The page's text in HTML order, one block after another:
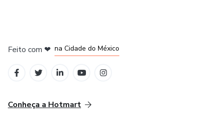
Feito com ❤ na Cidade do México
Conheça a Hotmart